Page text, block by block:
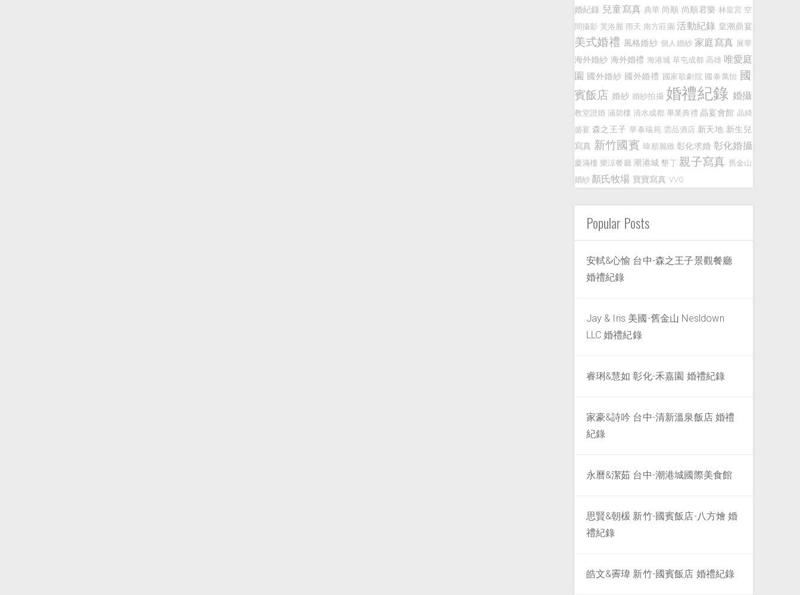
婚紀錄 兒童寫真 典華 尚順 尚順君樂 林皇宮 空
間攝影 芙洛麗 雨天 南方莊園 活動紀錄 皇潮鼎宴
美式婚禮 風格婚紗 個人婚紗 家庭寫真 展華
海外婚紗 海外婚禮 海港城 草屯成都 高雄 唯愛庭
園 國外婚紗 國外婚禮 國家歌劇院 國泰萬怡 國
賓飯店 婚紗 婚紗拍攝 婚禮紀錄 婚攝
教堂證婚 涵碧樓 清水成都 畢業典禮 晶宴會館 晶綺
盛宴 森之王子 華泰瑞苑 雲品酒店 新天地 新生兒
寫真 新竹國賓 暐順麗緻 彰化求婚 彰化婚攝
慶滿樓 樂涼餐廳 潮港城 墾丁 親子寫真 舊金山
婚紗 顏氏牧場 寶寶寫真 VVG
Popular Posts
安軾&心愉 台中-森之王子景觀餐廳
婚禮紀錄
Jay & Iris 美國-舊金山 Nesldown
LLC 婚禮紀錄
睿琍&慧如 彰化-禾嘉園 婚禮紀錄
家豪&詩吟 台中-清新溫泉飯店 婚禮
紀錄
永曆&潔茹 台中-潮港城國際美食館
思賢&朝楥 新竹-國賓飯店-八方燴 婚
禮紀錄
皓文&霽瑋 新竹-國賓飯店 婚禮紀錄